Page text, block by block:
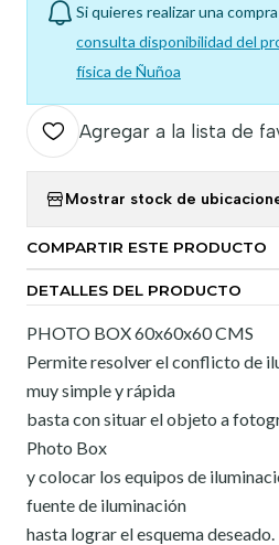
Si quieres realizar una
consulta disponibilidad del
física de Ñuñoa
Agregar a la lista de
Mostrar stock de
COMPARTIR ESTE PRODUCTO
DETALLES DEL PRODUCTO
PHOTO BOX 60x60x60 CMS
Permite resolver el conflicto de
muy simple y rápida
basta con situar el objeto a
Photo Box
y colocar los equipos de
fuente de iluminación
hasta lograr el esquema deseado.